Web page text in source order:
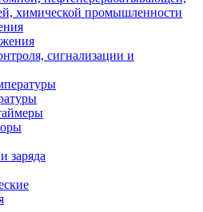
химической промышленности
сигнализации и
заряда